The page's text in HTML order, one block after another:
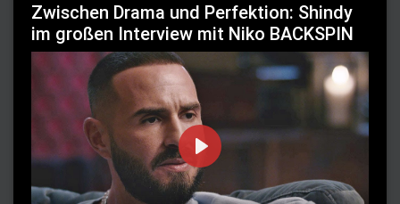
Zwischen Drama und Perfektion: Shindy
im großen Interview mit Niko BACKSPIN
P
l